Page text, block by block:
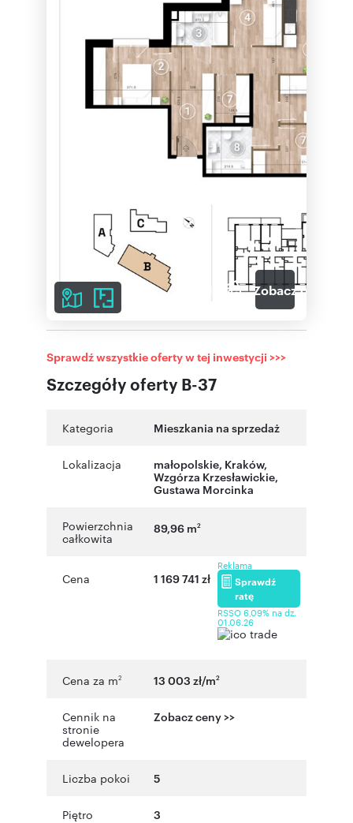
Zobacz galerię
Szczegóły oferty B-37
Sprawdź wszystkie oferty w tej inwestycji >>>
Kategoria Mieszkania na sprzedaż
Lokalizacja małopolskie, Kraków,
Wzgórza Krzesławickie,
Gustawa Morcinka
Powierzchnia
całkowita
89,96 m2
Cena 1 169 741 zł
Reklama
Sprawdź
ratę
RSSO 6,09% na dz.
01.06.26
Cena za m2 13 003 zł/m2
Cennik na
stronie
dewelopera
Zobacz ceny >>
Liczba pokoi 5
Piętro 3